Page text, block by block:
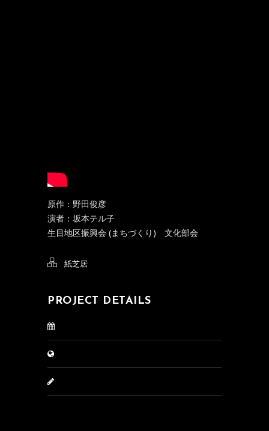
原作：野田俊彦
演者：坂本テル子
生目地区振興会 (まちづくり) 文化部会
紙芝居
PROJECT DETAILS